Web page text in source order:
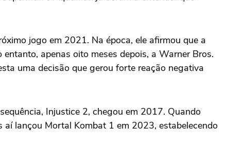
jogo em 2021. Na época, ele afirmou que a
entanto, apenas oito meses depois, a Warner Bros.
uma decisão que gerou forte reação negativa
Injustice 2, chegou em 2017. Quando
lançou Mortal Kombat 1 em 2023, estabelecendo